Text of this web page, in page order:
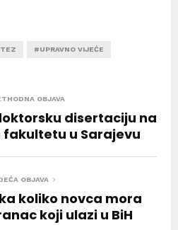
#UPRAVNO VIJEĆE
OBJAVA
disertaciju na
u Sarajevu
OBJAVA
koliko novca mora
koji ulazi u BiH